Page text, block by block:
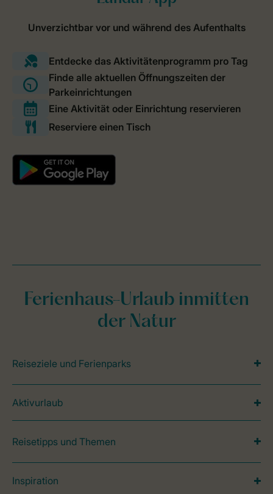
Ferienhaus-Urlaub inmitten
der Natur
Reiseziele und Ferienparks
Aktivurlaub
Reisetipps und Themen
Inspiration